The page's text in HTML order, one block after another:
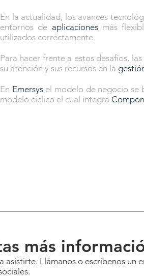
En la actualidad, los avances
entornos de aplicacionesmás
utilizados correctamente.
Para hacer frente a estos desafíos,
su atención y sus recursos en la
En Emersysel modelo de negocio se
modelo cíclico el cual integra
más
asistirte. Llámanos o escríbenos un